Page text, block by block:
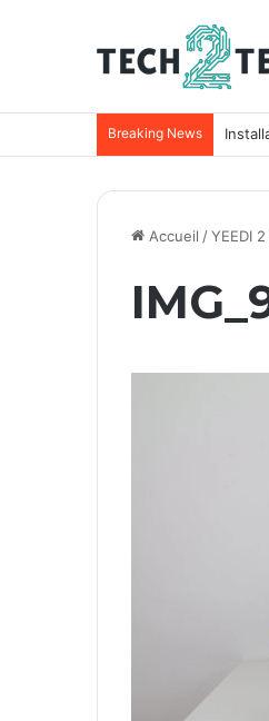
Breaking News
Accueil /YEEDI